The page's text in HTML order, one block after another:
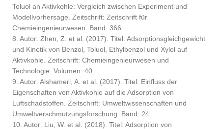
Toluol an Aktivkohle: Vergleich zwischen Experiment und
Modellvorhersage. Zeitschrift: Zeitschrift für
Chemieingenieurwesen. Band: 366.
8. Autor: Zhen, Z. et al. (2017). Titel: Adsorptionsgleichgewicht
und Kinetik von Benzol, Toluol, Ethylbenzol und Xylol auf
Aktivkohle. Zeitschrift: Chemieingenieurwesen und
Technologie. Volumen: 40.
9. Autor: Alshameri, A. et al. (2017). Titel: Einfluss der
Eigenschaften von Aktivkohle auf die Adsorption von
Luftschadstoffen. Zeitschrift: Umweltwissenschaften und
Umweltverschmutzungsforschung. Band: 24.
10. Autor: Liu, W. et al. (2018). Titel: Adsorption von